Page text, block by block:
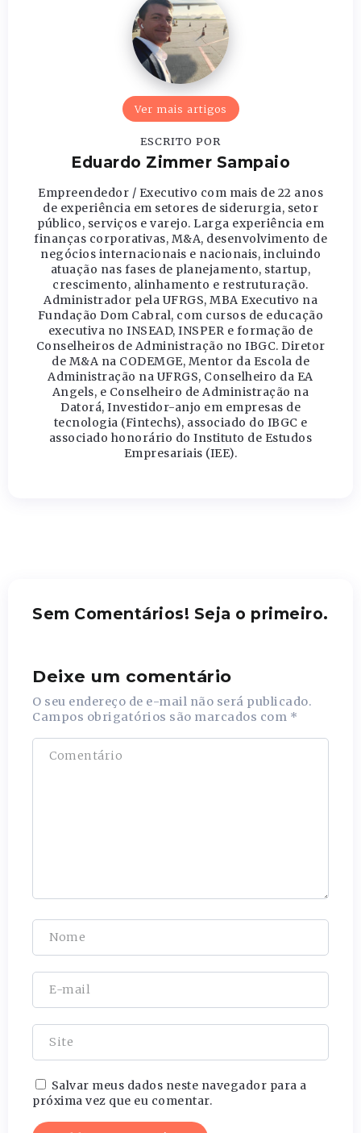
Ver mais artigos
ESCRITO POR
Eduardo Zimmer Sampaio
Empreendedor / Executivo com mais de 22 anos
de experiência em setores de siderurgia, setor
público, serviços e varejo. Larga experiência em
finanças corporativas, M&A, desenvolvimento de
negócios internacionais e nacionais, incluindo
atuação nas fases de planejamento, startup,
crescimento, alinhamento e restruturação.
Administrador pela UFRGS, MBA Executivo na
Fundação Dom Cabral, com cursos de educação
executiva no INSEAD, INSPER e formação de
Conselheiros de Administração no IBGC. Diretor
de M&A na CODEMGE, Mentor da Escola de
Administração na UFRGS, Conselheiro da EA
Angels, e Conselheiro de Administração na
Datorá, Investidor-anjo em empresas de
tecnologia (Fintechs), associado do IBGC e
associado honorário do Instituto de Estudos
Empresariais (IEE).
Sem Comentários! Seja o primeiro.
Deixe um comentário
O seu endereço de e-mail não será publicado.
Campos obrigatórios são marcados com *
Salvar meus dados neste navegador para a
próxima vez que eu comentar.